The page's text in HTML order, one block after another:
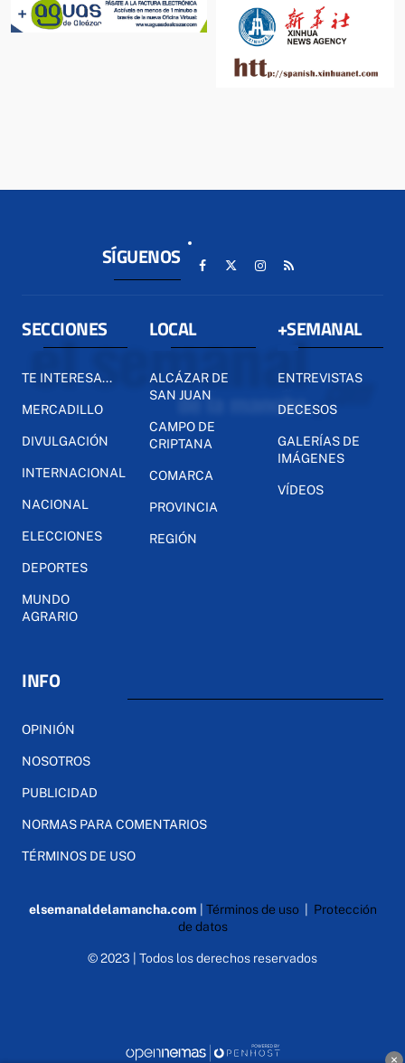
SÍGUENOS
SECCIONES
TE INTERESA...
MERCADILLO
DIVULGACIÓN
INTERNACIONAL
NACIONAL
ELECCIONES
DEPORTES
MUNDO
AGRARIO
LOCAL
ALCÁZAR DE
SAN JUAN
CAMPO DE
CRIPTANA
COMARCA
PROVINCIA
REGIÓN
+SEMANAL
ENTREVISTAS
DECESOS
GALERÍAS DE
IMÁGENES
VÍDEOS
INFO
OPINIÓN
NOSOTROS
PUBLICIDAD
NORMAS PARA COMENTARIOS
TÉRMINOS DE USO
elsemanaldelamancha.com | Términos de uso| Protección
de datos
© 2023 | Todos los derechos reservados
×